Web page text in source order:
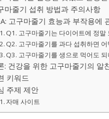
마줄기 섭취 방법과 주의사항
고구마줄기 효능과 부작용에
Q1. 고구마줄기는 다이어트에 정말
Q2. 고구마줄기를 과다 섭취하면
Q3. 고구마줄기를 생으로 먹어도 되
: 건강을 위한 고구마줄기의 알
키워드
주제 제안
자매 사이트